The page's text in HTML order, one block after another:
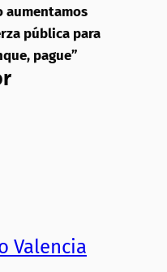
aumentamos
pública para
pague”
Valencia